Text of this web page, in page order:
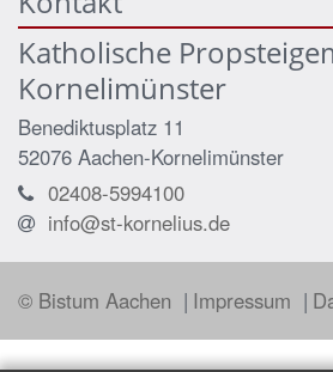
Katholische
Kornelimünster
Benediktusplatz 11
52076 Aachen-Kornelimünster
02408-5994100
info@st-kornelius.de
© Bistum Aachen Impressum